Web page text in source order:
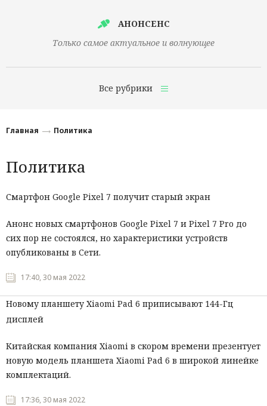
АНОНСЕНС
Только самое актуальное и волнующее
Все рубрики
Технологии
Общество
Мнения
Происшествия
Главная Политика
Политика
Смартфон Google Pixel 7 получит старый экран
Анонс новых смартфонов Google Pixel 7 и Pixel 7 Pro до
сих пор не состоялся, но характеристики устройств
опубликованы в Сети.
17:40, 30 мая 2022
Новому планшету Xiaomi Pad 6 приписывают 144-Гц
дисплей
Китайская компания Xiaomi в скором времени презентует
новую модель планшета Xiaomi Pad 6 в широкой линейке
комплектаций.
17:36, 30 мая 2022